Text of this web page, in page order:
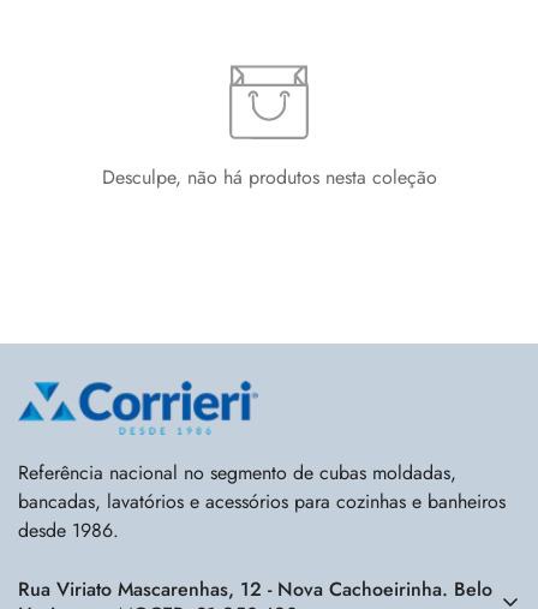
Desculpe, não há produtos nesta coleção
Referência nacional no segmento de cubas moldadas,
bancadas, lavatórios e acessórios para cozinhas e banheiros
desde 1986.
Rua Viriato Mascarenhas, 12 - Nova Cachoeirinha. Belo